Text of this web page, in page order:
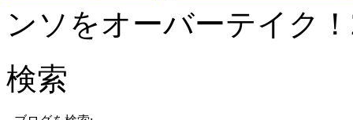
ンソをオーバーテイク
検索